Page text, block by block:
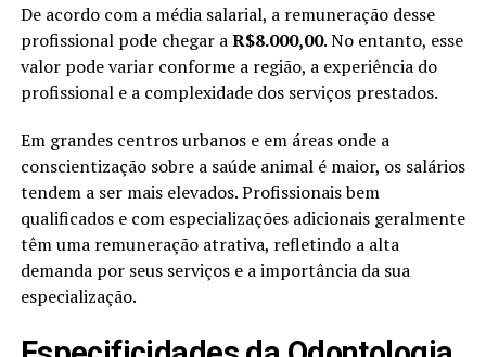
De acordo com a média salarial, a remuneração desse
profissional pode chegar aR$8.000,00. No entanto, esse
valor pode variar conforme a região, a experiência do
profissional e a complexidade dos serviços prestados.
Em grandes centros urbanos e em áreas onde a
conscientização sobre a saúde animal é maior, os salários
tendem a ser mais elevados. Profissionais bem
qualificados e com especializações adicionais geralmente
têm uma remuneração atrativa, refletindo a alta
demanda por seus serviços e a importância da sua
especialização.